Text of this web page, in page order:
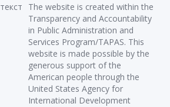
The website is created within the
Transparency and Accountability
in Public Administration and
Services Program/TAPAS. This
website is made possible by the
generous support of the
American people through the
United States Agency for
International Development